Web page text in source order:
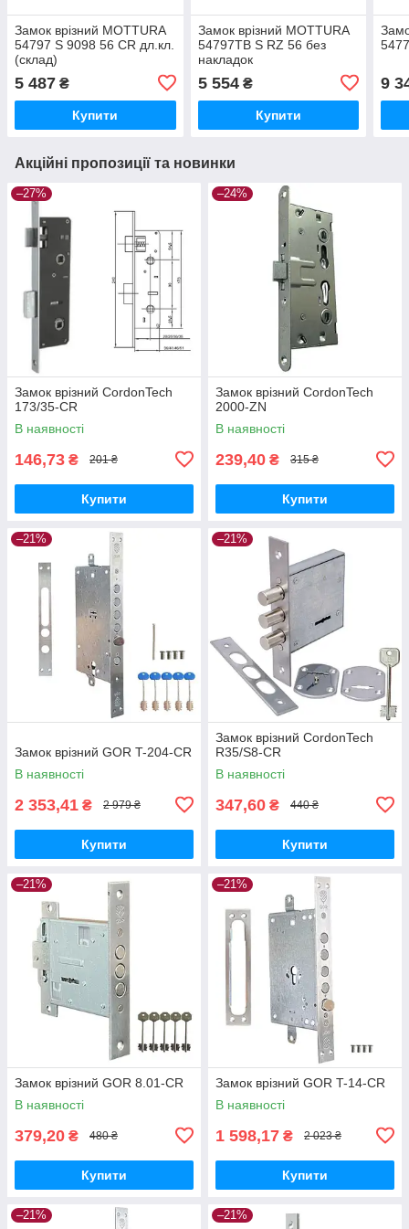
Замок врізний MOTTURA
54797 S 9098 56 CR дл.кл.
(склад)
5 487 ₴
Купити
Замок врізний MOTTURA
54797TB S RZ 56 без
накладок
5 554₴
Купити
9
Акційні пропозиції та новинки
–27%
Замок врізний CordonTech
173/35-CR
В наявності
146,73 ₴ 201 ₴
Купити
–24%
Замок врізний CordonTech
2000-ZN
В наявності
239,40 ₴ 315 ₴
Купити
–21%
Замок врізний GOR T-204-CR
В наявності
2 353,41 ₴ 2 979 ₴
Купити
–21%
Замок врізний CordonTech
R35/S8-CR
В наявності
347,60 ₴ 440 ₴
Купити
–21%
Замок врізний GOR 8.01-CR
В наявності
379,20 ₴ 480 ₴
Купити
–21%
Замок врізний GOR T-14-CR
В наявності
1 598,17 ₴ 2 023 ₴
Купити
–21% –21%